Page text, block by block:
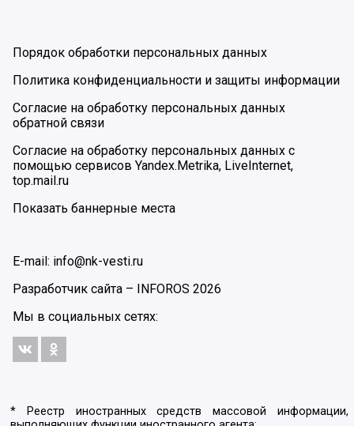
Порядок обработки персональных данных
Политика конфиденциальности и защиты информации
Согласие на обработку персональных данных
обратной связи
Согласие на обработку персональных данных с
помощью сервисов Yandex.Metrika, LiveInternet,
top.mail.ru
Показать баннерные места
E-mail: info@nk-vesti.ru
Разработчик сайта –
INFOROS 2026
Мы в социальных сетях:
* Реестр иностранных средств массовой информации,